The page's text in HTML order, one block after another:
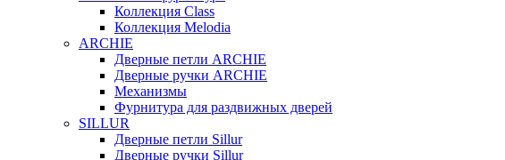
Коллекция Class
Коллекция Melodia
ARCHIE
Дверные петли ARCHIE
Дверные ручки ARCHIE
Механизмы
Фурнитура для раздвижных дверей
SILLUR
Дверные петли Sillur
Дверные ручки Sillur